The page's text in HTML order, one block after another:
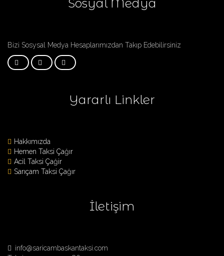
Sosyal Medya
Bizi Sosysal Medya Hesaplarımızdan Takıp Edebilirsiniz
Yararlı Linkler
Hakkımızda
Hemen Taksi Çağır
Acil Taksi Çağir
Sarıçam Taksi Çağır
İletişim
info@saricambaskantaksi.com